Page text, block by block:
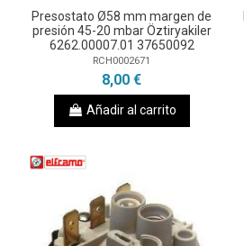
Presostato Ø58 mm margen de
presión 45-20 mbar Öztiryakiler
6262.00007.01 37650092
RCH0002671
8,00 €
Añadir al carrito